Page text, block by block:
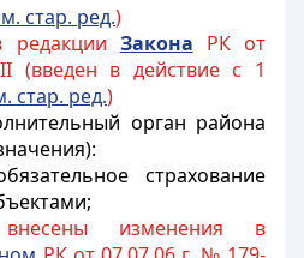
стар. ред.)
Закона РК от
(введен в действие с 1
стар. ред.)
орган района
страхование
изменения в